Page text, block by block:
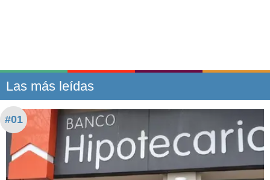
Las más leídas
#01